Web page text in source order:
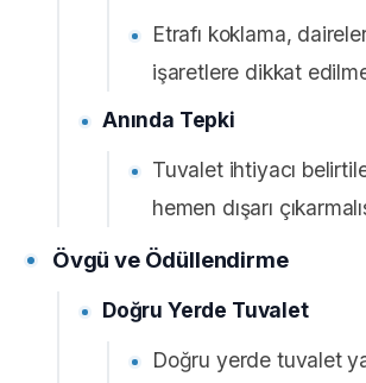
Etrafı koklama,
işaretlere dikkat
Anında Tepki
Tuvalet ihtiyacı
hemen dışarı
Övgü ve Ödüllendirme
Doğru Yerde Tuvalet
Doğru yerde tuvalet